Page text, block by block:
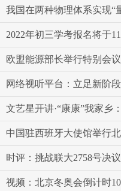
我国在两种物理体系实现“
2022年初三学考报名将于
欧盟能源部长举行特别会
网络视听平台：立足新阶
文艺星开讲·“康康”我家乡
时评：挑战联大2758号决
视频：北京冬奥会倒计时